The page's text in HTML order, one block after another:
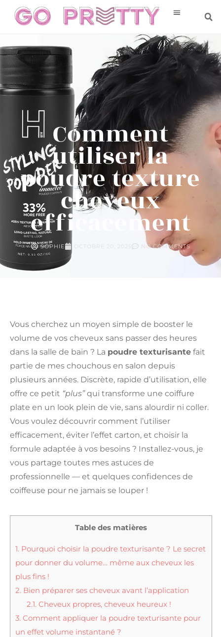
Comment
utiliser la
poudre texture
cheveux
efficacement
SOPHIE OCTOBRE 20, 2025 NO COMMENTS
Vous cherchez un moyen simple de booster le
volume de vos cheveux sans passer des heures
dans la salle de bain ? La poudre texturisante fait
partie de mes chouchous en salon depuis
plusieurs années. Discrète, rapide d’utilisation, elle
offre ce petit “plus”qui transforme une coiffure
plate en un look plein de vie, sans alourdir ni coller.
Vous voulez découvrir comment l’utiliser
efficacement, éviter l’effet carton, et choisir la
formule adaptée à vos besoins ? Installez-vous, je
vous partage toutes mes astuces de
professionnelle — et quelques confidences de
coiffeuse pour ne jamais se louper !
Table des matières
1. Pourquoi choisir la poudre texturisante ? Le secret
pour donner du volume… même aux cheveux les
plus fins !
2. Bien préparer ses cheveux avant l’application
2.1. Cheveux propres, cheveux heureux !
3. Comment appliquer la poudre texturisante pour
un effet volume instantané ?